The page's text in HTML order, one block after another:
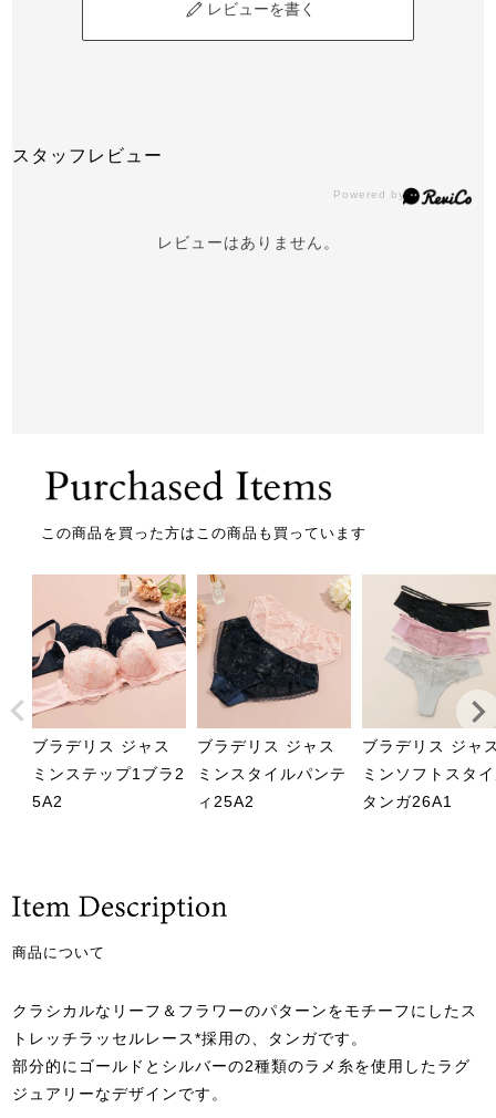
レビューを書く
スタッフレビュー
レビューはありません。
この商品を買った方はこの商品も買っています
ブラデリス ジャス
ミンステップ1ブラ2
5A2
ブラデリス ジャス
ミンスタイルパンテ
ィ25A2
ブラデリス ジャ
ミンソフトスタ
タンガ26A1
商品について
クラシカルなリーフ＆フラワーのパターンをモチーフにしたス
トレッチラッセルレース*採用の、タンガです。
部分的にゴールドとシルバーの2種類のラメ糸を使用したラグ
ジュアリーなデザインです。